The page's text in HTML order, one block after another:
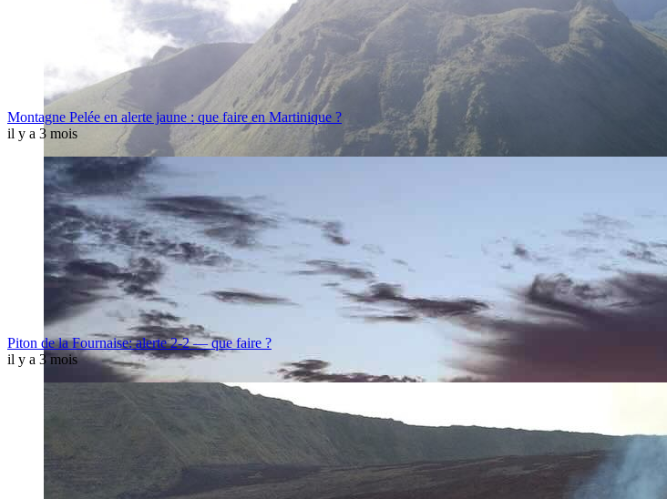
Montagne Pelée en alerte jaune : que faire en Martinique ?
il y a 3 mois
Piton de la Fournaise: alerte 2-2 — que faire ?
il y a 3 mois